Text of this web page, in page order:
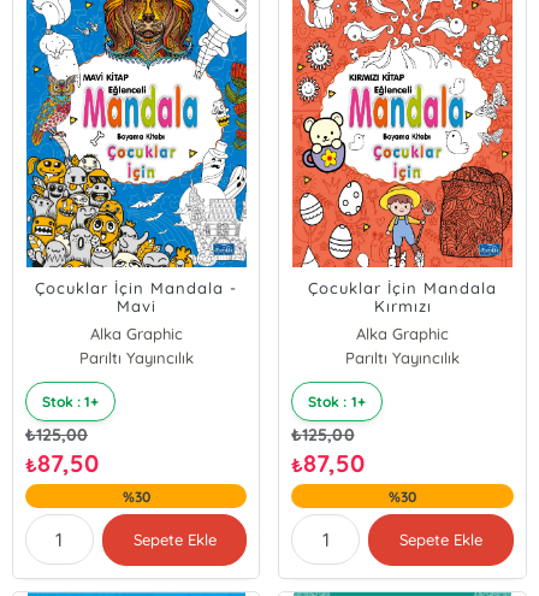
Çocuklar İçin Mandala -
Mavi
Alka Graphic
Parıltı Yayıncılık
Stok : 1+
₺125,00
₺87,50
%30
Sepete Ekle
Çocuklar İçin Mandala
Kırmızı
Alka Graphic
Parıltı Yayıncılık
Stok : 1+
₺125,00
₺87,50
%30
Sepete Ekle